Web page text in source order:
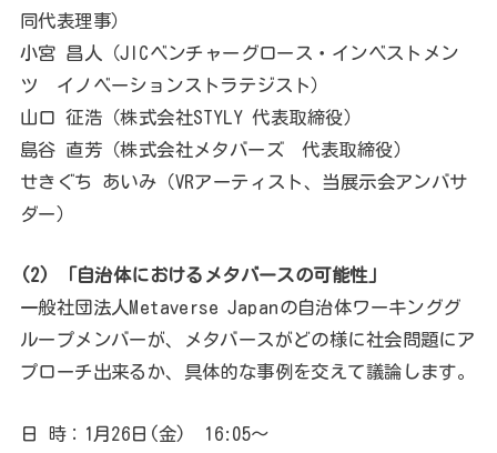
同代表理事）
小宮 昌人（JICベンチャーグロース・インベストメン
ツ イノベーションストラテジスト）
山口 征浩（株式会社STYLY 代表取締役）
島谷 直芳（株式会社メタバーズ 代表取締役）
せきぐち あいみ（VRアーティスト、当展示会アンバサ
ダー）
(2) 「自治体におけるメタバースの可能性」
一般社団法人Metaverse Japanの自治体ワーキンググ
ループメンバーが、メタバースがどの様に社会問題にア
プローチ出来るか、具体的な事例を交えて議論します。
日 時：1月26日(金) 16:05～